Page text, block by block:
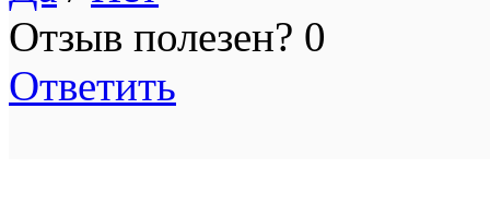
Отзыв полезен? 0
Ответить